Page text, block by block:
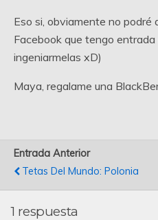
Eso si, obviamente no
Facebook que tengo
ingeniarmelas xD)
Maya, regalame una
Entrada Anterior
Tetas Del Mundo: Polonia
1 respuesta